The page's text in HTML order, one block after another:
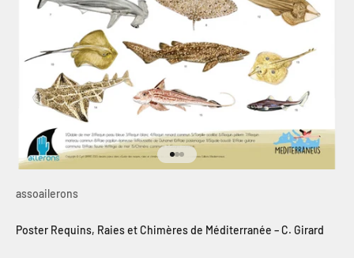
Aller à l'élément 1
Aller à l'élément 2
Aller à l'élément 3
assoailerons
Poster Requins, Raies et Chimères de Méditerranée – C. Girard